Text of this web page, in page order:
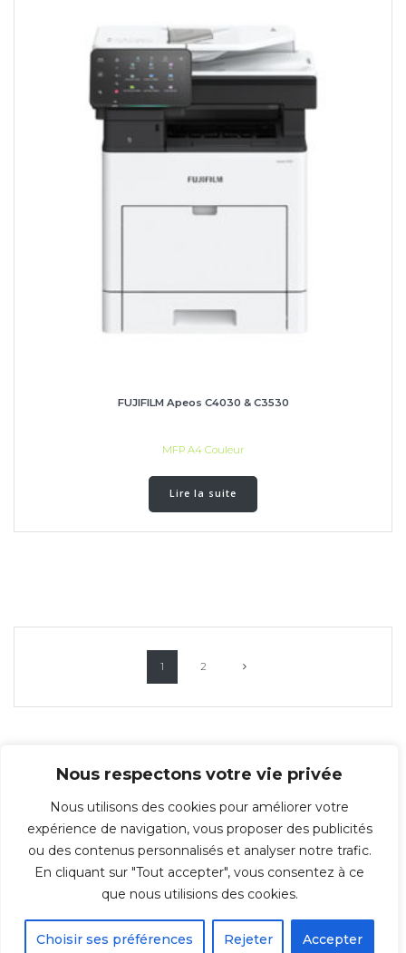
Nous respectons votre vie privée
Nous utilisons des cookies pour améliorer votre
expérience de navigation, vous proposer des publicités
ou des contenus personnalisés et analyser notre trafic.
En cliquant sur "Tout accepter", vous consentez à ce
que nous utilisions des cookies.
Choisir ses préférences Rejeter Accepter
FUJIFILM Apeos C4030 & C3530
MFP A4 Couleur
Lire la suite
Page
1 Page
2
© 2026 Repro-IT - Groupe IT & You ©️ - SAS au capital de 350 000€ -
Immeuble l'ARSENAL 123, rue de Condé 59021 LILLE Cedex TÉL : 03 20 30 38